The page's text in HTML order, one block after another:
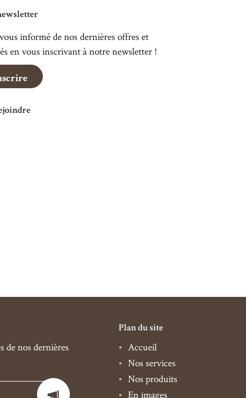
informé de nos dernières offres et
en vous inscrivant à notrenewsletter !
de nos dernières
Plan du site
Accueil
Nos services
Nos produits
En images